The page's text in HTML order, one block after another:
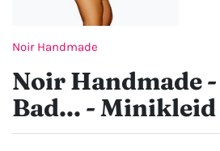
Noir Handmade
Noir Handmade
Bad... -